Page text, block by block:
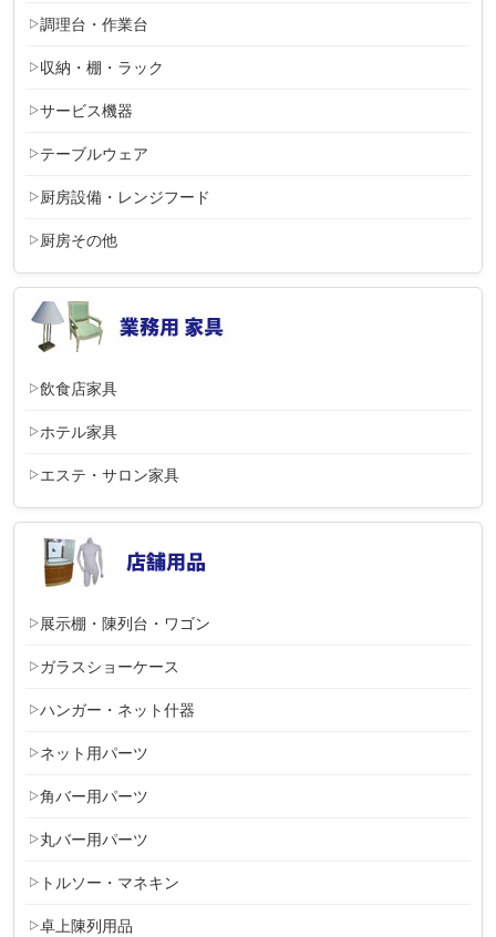
調理台・作業台
収納・棚・ラック
サービス機器
テーブルウェア
厨房設備・レンジフード
厨房その他
飲食店家具
ホテル家具
エステ・サロン家具
展示棚・陳列台・ワゴン
ガラスショーケース
ハンガー・ネット什器
ネット用パーツ
角バー用パーツ
丸バー用パーツ
トルソー・マネキン
卓上陳列用品